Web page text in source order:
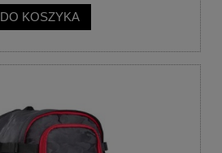
DO KOSZYKA